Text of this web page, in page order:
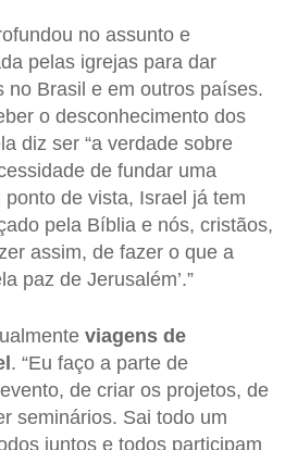
no assunto e
pelas igrejas para dar
no Brasil e em outros países.
o desconhecimento dos
diz ser “a verdade sobre
de fundar uma
ponto de vista, Israel já tem
pela Bíblia e nós, cristãos,
assim, de fazer o que a
paz de Jerusalém’.”
viagens de
. “Eu faço a parte de
de criar os projetos, de
seminários. Sai todo um
juntos e todos participam